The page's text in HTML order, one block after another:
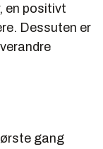
en positivt
Dessuten er
gang